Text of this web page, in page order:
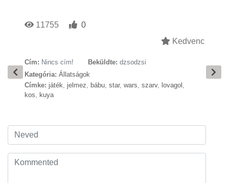
11755
0
Kedvenc
Cím: Nincs cím! Beküldte: dzsodzsi
Kategória: Állatságok
Címke: játék, jelmez, bábu, star, wars, szarv, lovagol ,
kos, kuya